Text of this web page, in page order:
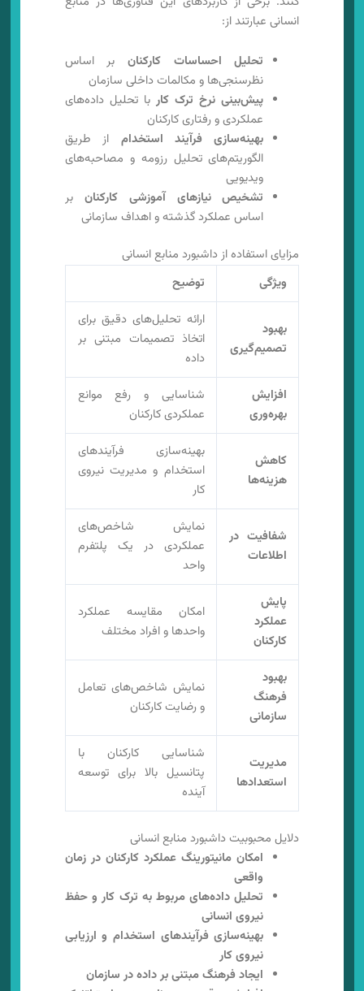
انسانی عبارتند از:
تحلیل احساسات کارکنانبر اساس
نظرسنجی‌ها و مکالمات داخلی سازمان
پیش‌بینی نرخ ترک کاربا تحلیل داده‌های
عملکردی و رفتاری کارکنان
بهینه‌سازی فرآیند استخدام از طریق
الگوریتم‌های تحلیل رزومه و مصاحبه‌های
ویدیویی
تشخیص نیازهای آموزشی کارکنان بر
اساس عملکرد گذشته و اهداف سازمانی
مزایای استفاده از داشبورد منابع انسانی
ویژگی
توضیح
بهبود
تصمیم‌گیری
ارائه تحلیل‌های دقیق برای
اتخاذ تصمیمات مبتنی بر
داده
افزایش
بهره‌وری
شناسایی و رفع موانع
عملکردی کارکنان
کاهش
هزینه‌ها
بهینه‌سازی فرآیندهای
استخدام و مدیریت نیروی
کار
شفافیت در
اطلاعات
نمایش شاخص‌های
عملکردی در یک پلتفرم
واحد
پایش
عملکرد
کارکنان
امکان مقایسه عملکرد
واحدها و افراد مختلف
بهبود
فرهنگ
سازمانی
نمایش شاخص‌های تعامل
و رضایت کارکنان
مدیریت
استعدادها
شناسایی کارکنان با
پتانسیل بالا برای توسعه
آینده
دلایل محبوبیت داشبورد منابع انسانی
امکان مانیتورینگ عملکرد کارکنان در زمان
واقعی
تحلیل داده‌های مربوط به ترک کار و حفظ
نیروی انسانی
بهینه‌سازی فرآیندهای استخدام و ارزیابی
نیروی کار
ایجاد فرهنگ مبتنی بر داده در سازمان